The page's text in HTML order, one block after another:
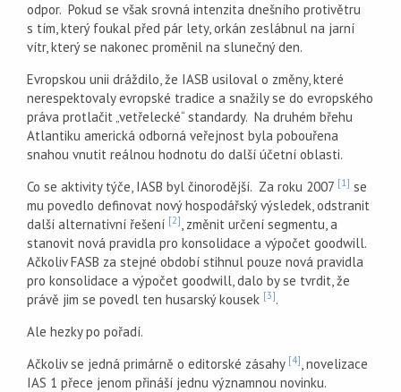
odpor. Pokud se však srovná intenzita dnešního protivětru
s tím, který foukal před pár lety, orkán zeslábnul na jarní
vítr, který se nakonec proměnil na slunečný den.
Evropskou unii dráždilo, že IASB usiloval o změny, které
nerespektovaly evropské tradice a snažily se do evropského
práva protlačit „vetřelecké“ standardy. Na druhém břehu
Atlantiku americká odborná veřejnost byla pobouřena
snahou vnutit reálnou hodnotu do další účetní oblasti.
Co se aktivity týče, IASB byl činorodější. Za roku 2007 [1] se
mu povedlo definovat nový hospodářský výsledek, odstranit
další alternativní řešení [2], změnit určení segmentu, a
stanovit nová pravidla pro konsolidace a výpočet goodwill.
Ačkoliv FASB za stejné období stihnul pouze nová pravidla
pro konsolidace a výpočet goodwill, dalo by se tvrdit, že
právě jim se povedl ten husarský kousek [3].
Ale hezky po pořadí.
Ačkoliv se jedná primárně o editorské zásahy [4], novelizace
IAS 1 přece jenom přináší jednu významnou novinku.